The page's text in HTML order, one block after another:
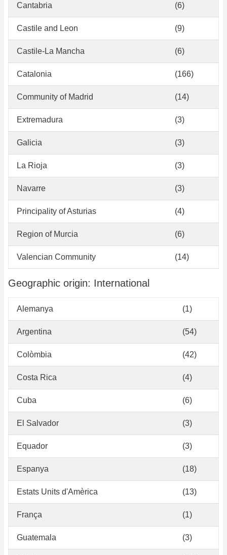
Cantabria (6)
Castile and Leon (9)
Castile-La Mancha (6)
Catalonia (166)
Community of Madrid (14)
Extremadura (3)
Galicia (3)
La Rioja (3)
Navarre (3)
Principality of Asturias (4)
Region of Murcia (6)
Valencian Community (14)
Geographic origin: International
Alemanya (1)
Argentina (54)
Colòmbia (42)
Costa Rica (4)
Cuba (6)
El Salvador (3)
Equador (3)
Espanya (18)
Estats Units d'Amèrica (13)
França (1)
Guatemala (3)